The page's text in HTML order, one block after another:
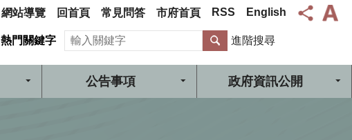
網站導覽 回首頁 常見問答 市府首頁 RSS English
公告事項 政府資訊公開
熱門關鍵字 搜尋 進階搜尋